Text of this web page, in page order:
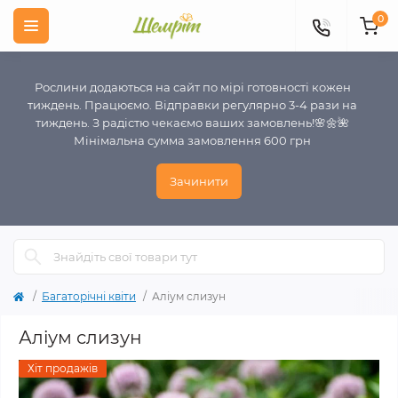
Рослини додаються на сайт по мірі готовності кожен
тиждень. Працюємо. Відправки регулярно 3-4 рази на
тиждень. З радістю чекаємо ваших замовлень!🌸🌼🌺
Мінімальна сумма замовлення 600 грн
Зачинити
0
Багаторічні квіти Аліум слизун
Аліум слизун
Хіт продажів